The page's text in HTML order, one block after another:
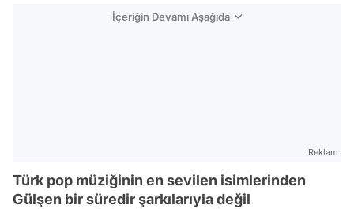
İçeriğin Devamı Aşağıda
Reklam
Türk pop müziğinin en sevilen isimlerinden
Gülşen bir süredir şarkılarıyla değil